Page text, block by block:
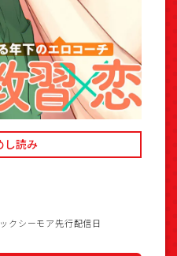
し読み
クシーモア先行配信日